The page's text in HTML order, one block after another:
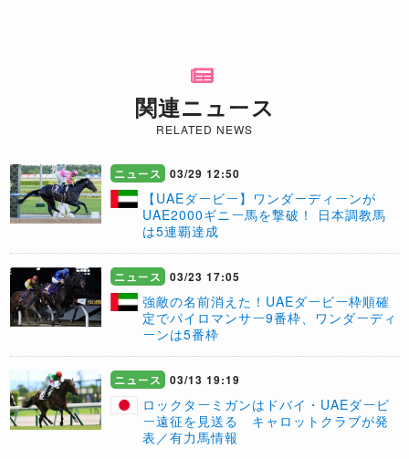
関連ニュース
RELATED NEWS
ニュース 03/29 12:50
【UAEダービー】ワンダーディーンが
UAE2000ギニー馬を撃破！ 日本調教馬
は5連覇達成
ニュース 03/23 17:05
強敵の名前消えた！UAEダービー枠順確
定でパイロマンサー9番枠、ワンダーディ
ーンは5番枠
ニュース 03/13 19:19
ロックターミガンはドバイ・UAEダービ
ー遠征を見送る キャロットクラブが発
表／有力馬情報